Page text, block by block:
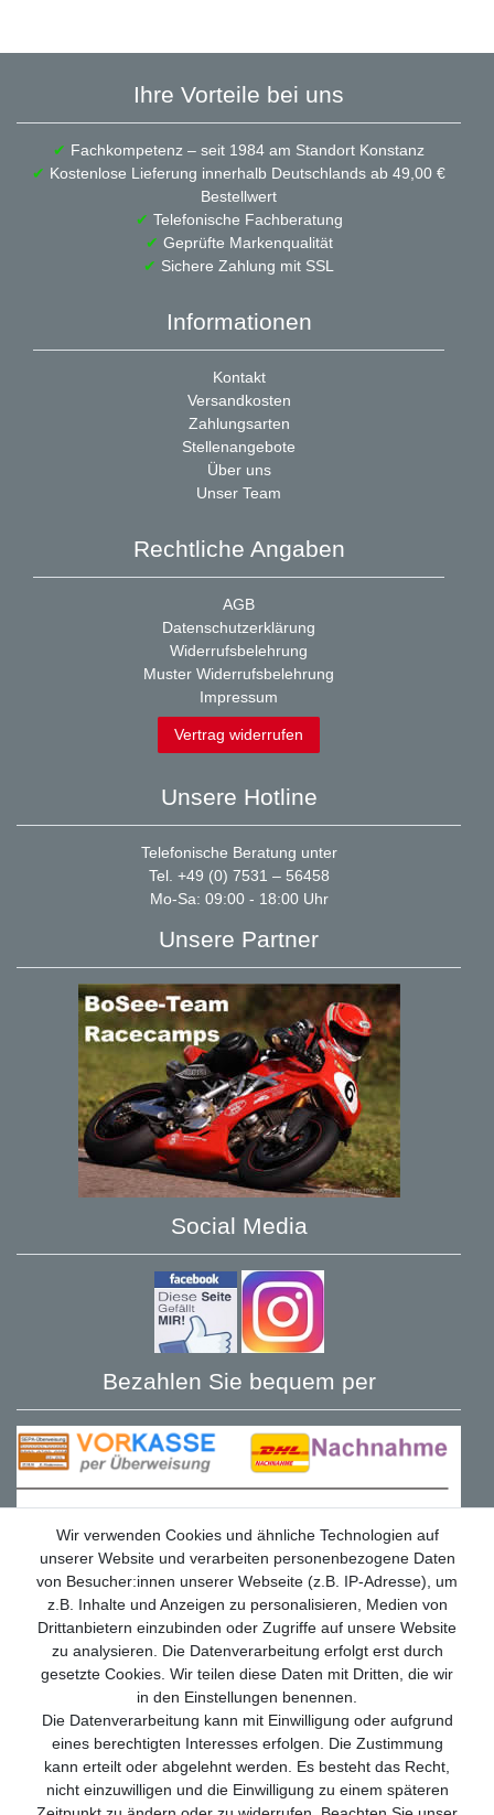
Ihre Vorteile bei uns
✔ Fachkompetenz – seit 1984 am Standort Konstanz
✔ Kostenlose Lieferung innerhalb Deutschlands ab 49,00 €
Bestellwert
✔ Telefonische Fachberatung
✔ Geprüfte Markenqualität
✔ Sichere Zahlung mit SSL
Informationen
Kontakt
Versandkosten
Zahlungsarten
Stellenangebote
Über uns
Unser Team
Rechtliche Angaben
AGB
Datenschutzerklärung
Widerrufsbelehrung
Muster Widerrufsbelehrung
Impressum
Vertrag widerrufen
Unsere Hotline
Telefonische Beratung unter
Tel. +49 (0) 7531 – 56458
Mo-Sa: 09:00 - 18:00 Uhr
Unsere Partner
Social Media
Bezahlen Sie bequem per
Wir versenden mit
Wir verwenden Cookies und ähnliche Technologien auf
unserer Website und verarbeiten personenbezogene Daten
von Besucher:innen unserer Webseite (z.B. IP-Adresse), um
z.B. Inhalte und Anzeigen zu personalisieren, Medien von
Drittanbietern einzubinden oder Zugriffe auf unsere Website
zu analysieren. Die Datenverarbeitung erfolgt erst durch
gesetzte Cookies. Wir teilen diese Daten mit Dritten, die wir
in den Einstellungen benennen.
Die Datenverarbeitung kann mit Einwilligung oder aufgrund
eines berechtigten Interesses erfolgen. Die Zustimmung
kann erteilt oder abgelehnt werden. Es besteht das Recht,
nicht einzuwilligen und die Einwilligung zu einem späteren